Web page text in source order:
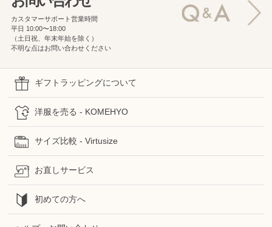
カスタマーサポート営業時間
平日 10:00〜18:00
（土日祝、年末年始を除く）
不明な点はお問い合わせください
ギフトラッピングについて
洋服を売る - KOMEHYO
サイズ比較 - Virtusize
お直しサービス
初めての方へ